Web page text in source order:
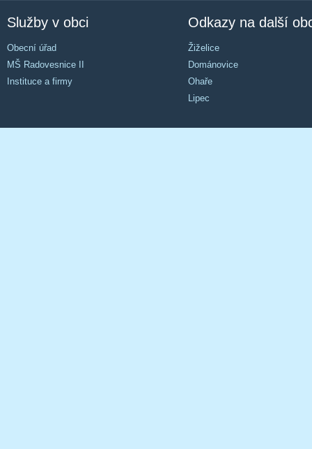
Služby v obci
Obecní úřad
MŠ Radovesnice II
Instituce a firmy
Odkazy na další
Žiželice
Dománovice
Ohaře
Lipec